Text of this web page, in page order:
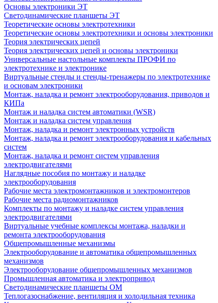
Основы электроники ЭТ
Светодинамические планшеты ЭТ
Теоретические основы электротехники
Теоретические основы электротехники и основы электроники
Теория электрических цепей
Теория электрических цепей и основы электроники
Универсальные настольные комплекты ПРОФИ по
электротехнике и электронике
Виртуальные стенды и стенды-тренажеры по электротехнике
и основам электроники
Монтаж, наладка и ремонт электрооборудования, приводов и
КИПа
Монтаж и наладка систем автоматики (WSR)
Монтаж и наладка систем управления
Монтаж, наладка и ремонт электронных устройств
Монтаж, наладка и ремонт электрооборудования и кабельных
систем
Монтаж, наладка и ремонт систем управления
электродвигателями
Наглядные пособия по монтажу и наладке
электрооборудования
Рабочие места электромонтажников и электромонтеров
Рабочие места радиомонтажников
Комплекты по монтажу и наладке систем управления
электродвигателями
Виртуальные учебные комплексы монтажа, наладки и
ремонта электрооборудования
Общепромышленные механизмы
Электрооборудование и автоматика общепромышленных
механизмов
Электрооборудование общепромышленных механизмов
Промышленная автоматика и электропривод
Светодинамические планшеты ОМ
Теплогазоснабжение, вентиляция и холодильная техника